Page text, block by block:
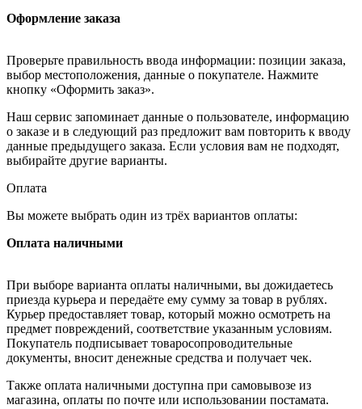
Оформление заказа
Проверьте правильность ввода информации: позиции заказа,
выбор местоположения, данные о покупателе. Нажмите
кнопку «Оформить заказ».
Наш сервис запоминает данные о пользователе, информацию
о заказе и в следующий раз предложит вам повторить к вводу
данные предыдущего заказа. Если условия вам не подходят,
выбирайте другие варианты.
Оплата
Вы можете выбрать один из трёх вариантов оплаты:
Оплата наличными
При выборе варианта оплаты наличными, вы дожидаетесь
приезда курьера и передаёте ему сумму за товар в рублях.
Курьер предоставляет товар, который можно осмотреть на
предмет повреждений, соответствие указанным условиям.
Покупатель подписывает товаросопроводительные
документы, вносит денежные средства и получает чек.
Также оплата наличными доступна при самовывозе из
магазина, оплаты по почте или использовании постамата.